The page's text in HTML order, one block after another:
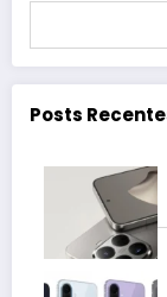
Posts